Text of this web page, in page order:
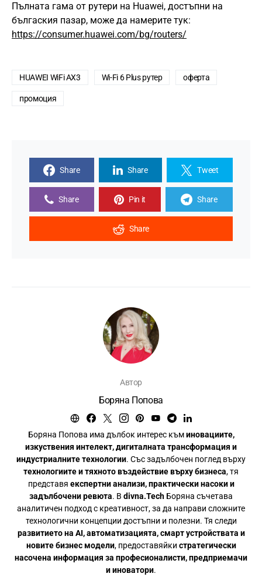
Пълната гама от рутери на Huawei, достъпни на
бългаския пазар, може да намерите тук:
https://consumer.huawei.com/bg/routers/
HUAWEI WiFi AX3 Wi-Fi 6 Plus рутер оферта
промоция
Share Share Tweet
Share Pin it Share
Share
Автор
Боряна Попова
Боряна Попова има дълбок интерес къминовациите,
изкуствения интелект, дигиталната трансформация и
индустриалните технологии. Със задълбочен поглед върху
технологиите и тяхното въздействие върху бизнеса, тя
представя експертни анализи, практически насоки и
задълбочени ревюта. В divna.Tech Боряна съчетава
аналитичен подход с креативност, за да направи сложните
технологични концепции достъпни и полезни. Тя следи
развитието на AI, автоматизацията, смарт устройствата и
новите бизнес модели, предоставяйки стратегически
насочена информация за професионалисти, предприемачи
и иноватори.